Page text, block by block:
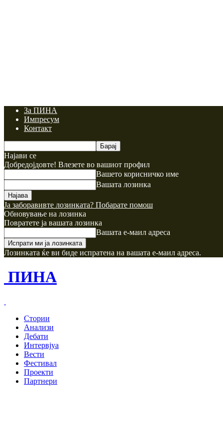
За ПИНА
Импресум
Контакт
Најави се
Добредојдовте! Влезете во вашиот профил
Вашето корисничко име
Вашата лозинка
Ја заборавивте лозинката? Побарате помош
Обновување на лозинка
Повратете ја вашата лозинка
Вашата е-маил адреса
Лозинката ќе ви биде испратена на вашата е-маил адреса.
ПИНА
Стории
Анализи
Дебати
Интервјуа
Вести
Фестивал
Проекти
Партнери